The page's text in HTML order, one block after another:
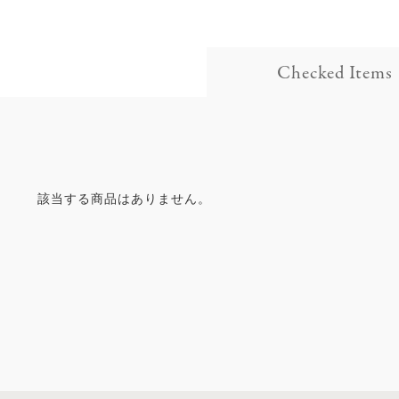
Checked Items
該当する商品はありません。